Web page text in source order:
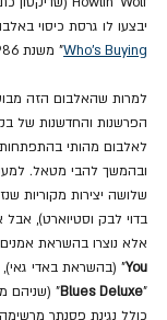
יבצעו לו גרסת כיסוי
Who's Buying" משנת 1986.
למרות שהאלבום הזה
הפרשנות והחדשנות של
לאלבום מהותי
ובהמשך להבי מטאל.
שלושה יצירות מקוריות
בדוי לבק וסטיוארט),
אלא נוצרו בהשראת
You" (בהשראת באדי גאי),
"
Blues Deluxe